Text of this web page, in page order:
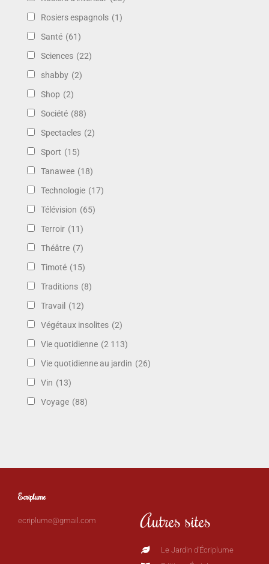
Rosiers espagnols (1)
Santé (61)
Sciences (22)
shabby (2)
Shop (2)
Société (88)
Spectacles (2)
Sport (15)
Tanawee (18)
Technologie (17)
Télévision (65)
Terroir (11)
Théâtre (7)
Timoté (15)
Traditions (8)
Travail (12)
Végétaux insolites (2)
Vie quotidienne (2 113)
Vie quotidienne au jardin (26)
Vin (13)
Voyage (88)
Ecriplume
ecriplume@gmail.com Autres sites
Le Jardin d'Écriplume